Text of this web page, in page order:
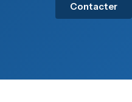
Contacter